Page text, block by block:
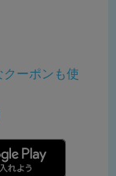
ーポンも使